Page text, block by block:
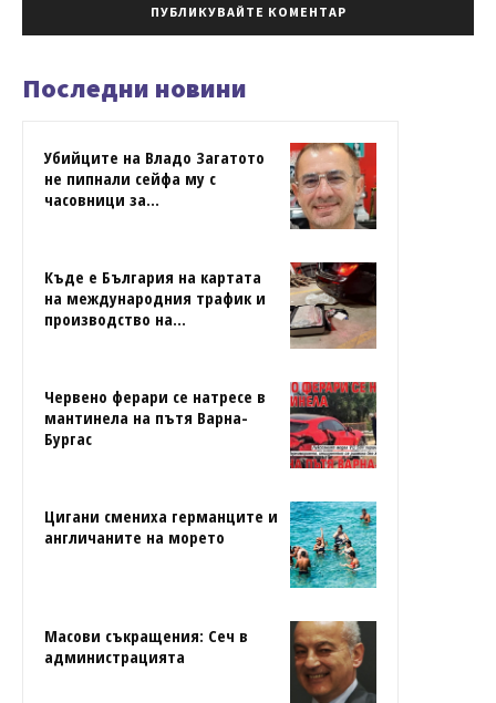
Последни новини
Убийците на Владо Загатото
не пипнали сейфа му с
часовници за...
Къде е България на картата
на международния трафик и
производство на...
Червено ферари се натресе в
мантинела на пътя Варна-
Бургас
Цигани смениха германците и
англичаните на морето
Масови съкращения: Сеч в
администрацията